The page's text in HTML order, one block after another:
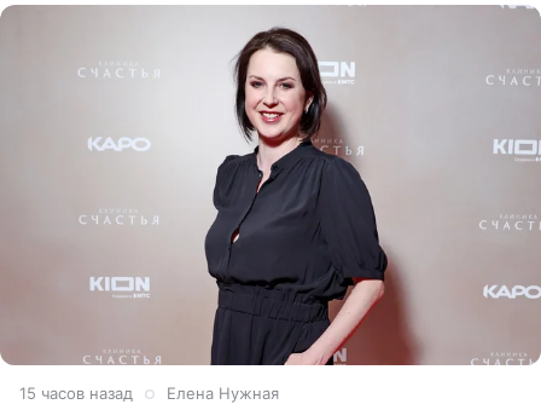
15 часов назад Елена Нужная